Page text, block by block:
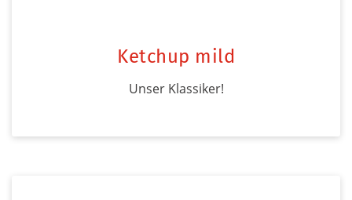
Ketchup mild
Unser Klassiker!